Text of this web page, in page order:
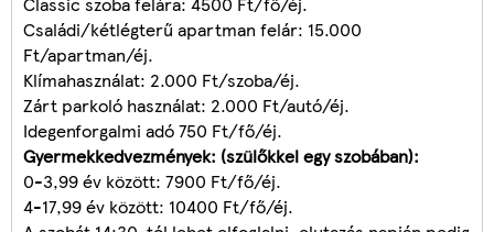
Családi/kétlégterű apartman felár: 15.000
Ft/apartman/éj.
Klímahasználat: 2.000 Ft/szoba/éj.
Zárt parkoló használat: 2.000 Ft/autó/éj.
Idegenforgalmi adó 750 Ft/fő/éj.
Gyermekkedvezmények: (szülőkkel egy szobában):
0-3,99 év között: 7900 Ft/fő/éj.
4-17,99 év között: 10400 Ft/fő/éj.